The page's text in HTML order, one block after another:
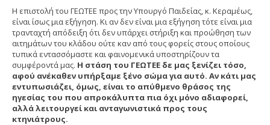
Η επιστολή του ΓΕΩΤΕΕ προς την Υπουργό Παιδείας, κ. Κεραμέως,
είναι ίσως μια εξήγηση. Κι αν δεν είναι μια εξήγηση τότε είναι μια
τρανταχτή απόδειξη ότι δεν υπάρχει στήριξη και προώθηση των
αιτημάτων του κλάδου ούτε καν από τους φορείς στους οποίους
τυπικά εντασσόμαστε και φαινομενικά υποστηρίζουν τα
συμφέροντά μας. Η στάση του ΓΕΩΤΕΕ δε μας ξενίζει τόσο,
αφού ανέκαθεν υπήρξαμε ξένο σώμα για αυτό. Αν κάτι μας
εντυπωσιάζει, όμως, είναι το απύθμενο θράσος της
ηγεσίας του που απροκάλυπτα πια όχι μόνο αδιαφορεί,
αλλά λειτουργεί και ανταγωνιστικά προς τους
κτηνιάτρους.